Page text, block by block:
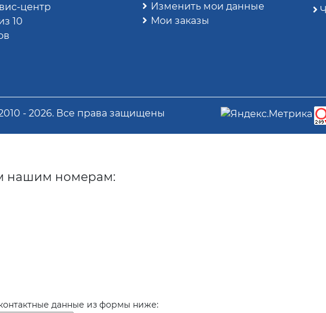
центр
10
Изменить мои данные
Мои заказы
- 2026. Все права защищены
нашим номерам:
данные из формы ниже: